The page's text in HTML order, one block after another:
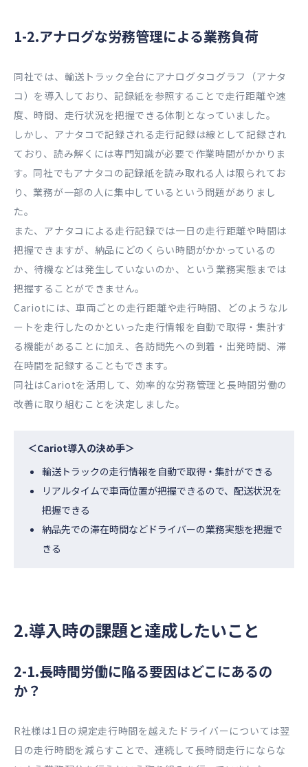
1-2.アナログな労務管理による業務負荷
同社では、輸送トラック全台にアナログタコグラフ（アナタ
コ）を導入しており、記録紙を参照することで走行距離や速
度、時間、走行状況を把握できる体制となっていました。
しかし、アナタコで記録される走行記録は線として記録され
ており、読み解くには専門知識が必要で作業時間がかかりま
す。同社でもアナタコの記録紙を読み取れる人は限られてお
り、業務が一部の人に集中しているという問題がありまし
た。
また、アナタコによる走行記録では一日の走行距離や時間は
把握できますが、納品にどのくらい時間がかかっているの
か、待機などは発生していないのか、という業務実態までは
把握することができません。
Cariotには、車両ごとの走行距離や走行時間、どのようなル
ートを走行したのかといった走行情報を自動で取得・集計す
る機能があることに加え、各訪問先への到着・出発時間、滞
在時間を記録することもできます。
同社はCariotを活用して、効率的な労務管理と長時間労働の
改善に取り組むことを決定しました。
＜Cariot導入の決め手＞
輸送トラックの走行情報を自動で取得・集計ができる
リアルタイムで車両位置が把握できるので、配送状況を
把握できる
納品先での滞在時間などドライバーの業務実態を把握で
きる
2.導入時の課題と達成したいこと
2-1.長時間労働に陥る要因はどこにあるの
か？
R社様は1日の規定走行時間を越えたドライバーについては翌
日の走行時間を減らすことで、連続して長時間走行にならな